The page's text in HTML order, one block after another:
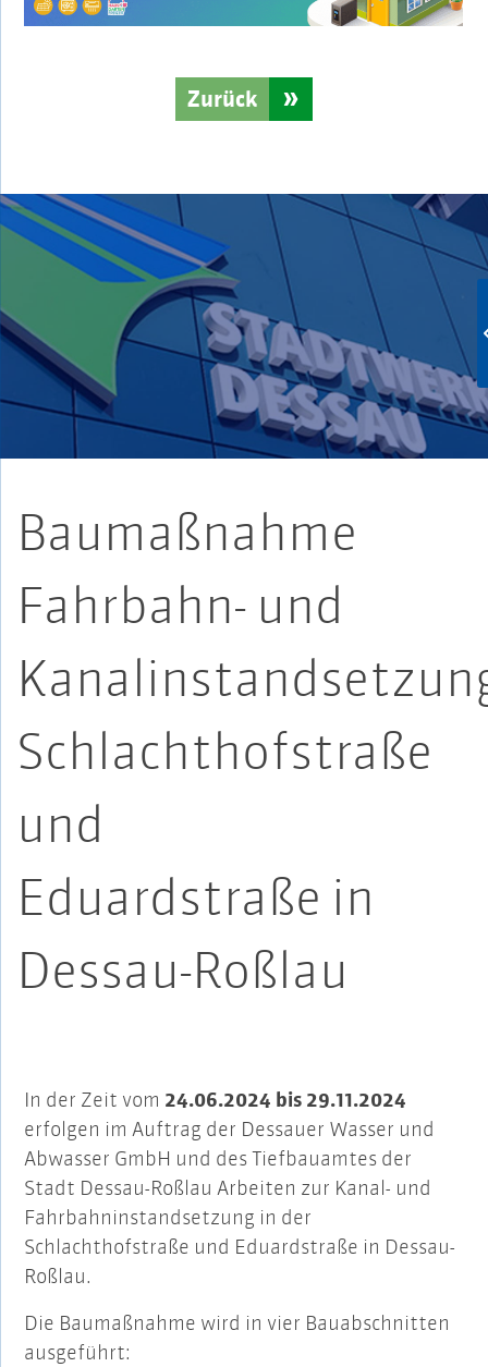
Zurück
Baumaßnahme
Fahrbahn- und
Schlachthofstraße
und
Eduardstraße in
Dessau-Roßlau
In der Zeit vom 24.06.2024 bis 29.11.2024
erfolgen im Auftrag der Dessauer Wasser und
Abwasser GmbH und des Tiefbauamtes der
Stadt Dessau-Roßlau Arbeiten zur Kanal- und
Fahrbahninstandsetzung in der
Schlachthofstraße und Eduardstraße in Dessau-
Roßlau.
Die Baumaßnahme wird in vier Bauabschnitten
ausgeführt: